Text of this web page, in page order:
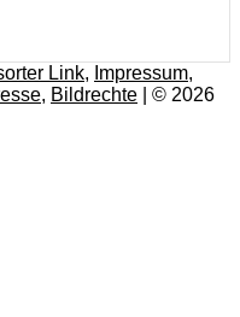
Link, Impressum,
, Bildrechte | © 2026